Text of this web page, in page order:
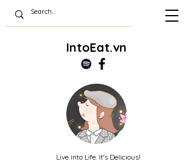
IntoEat.vn
Live into Life. It's Delicious!